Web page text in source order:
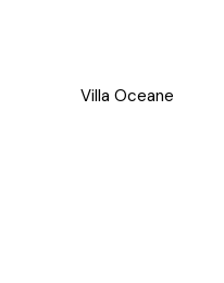
Villa Oceane